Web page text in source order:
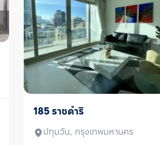
ขาย/เช่า
185 ราชดำริ
ปทุมวัน, กรุงเทพมหานคร